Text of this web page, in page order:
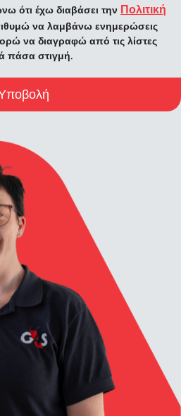
ότι έχω διαβάσει την Πολιτική
να λαμβάνω ενημερώσεις
να διαγραφώ από τις λίστες
πάσα στιγμή.